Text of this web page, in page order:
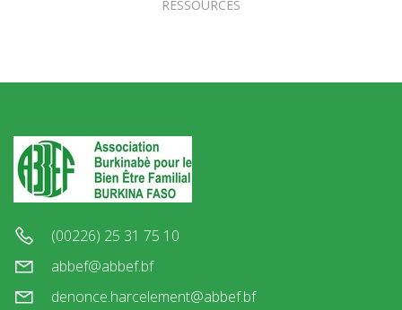
RESSOURCES
(00226) 25 31 75 10
abbef@abbef.bf
denonce.harcelement@abbef.bf